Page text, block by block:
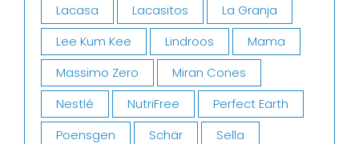
Lacasa
Lacasitos
La Granja
Lee Kum Kee
Lindroos
Mama
Massimo Zero
Miran Cones
Nestlé
NutriFree
Perfect Earth
Poensgen
Schär
Sella